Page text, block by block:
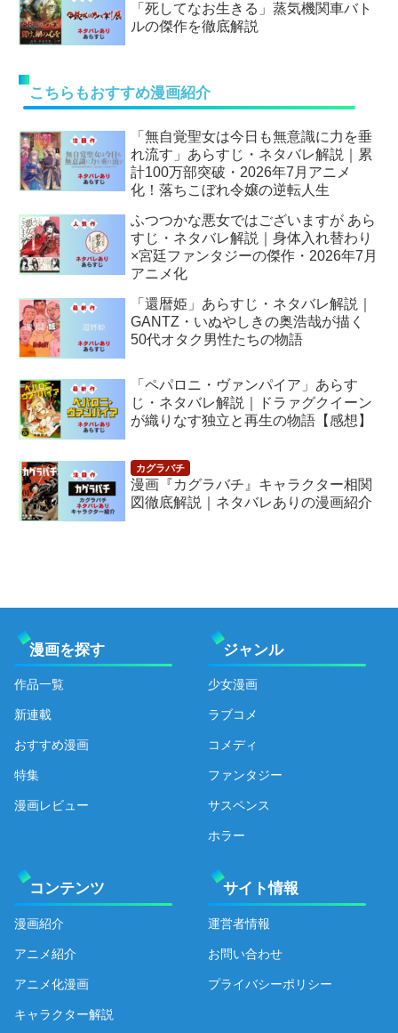
「死してなお生きる」蒸気機関車バト
ルの傑作を徹底解説
こちらもおすすめ漫画紹介
「無自覚聖女は今日も無意識に力を垂
れ流す」あらすじ・ネタバレ解説｜累
計100万部突破・2026年7月アニメ
化！落ちこぼれ令嬢の逆転人生
ふつつかな悪女ではございますが あら
すじ・ネタバレ解説｜身体入れ替わり
×宮廷ファンタジーの傑作・2026年7月
アニメ化
「還暦姫」あらすじ・ネタバレ解説｜
GANTZ・いぬやしきの奥浩哉が描く
50代オタク男性たちの物語
「ペパロニ・ヴァンパイア」あらす
じ・ネタバレ解説｜ドラァグクイーン
が織りなす独立と再生の物語【感想】
漫画『カグラバチ』キャラクター相関
図徹底解説｜ネタバレありの漫画紹介
漫画を探す
作品一覧
新連載
おすすめ漫画
特集
漫画レビュー
ジャンル
少女漫画
ラブコメ
コメディ
ファンタジー
サスペンス
ホラー
コンテンツ
漫画紹介
アニメ紹介
アニメ化漫画
キャラクター解説
サイト情報
運営者情報
お問い合わせ
プライバシーポリシー